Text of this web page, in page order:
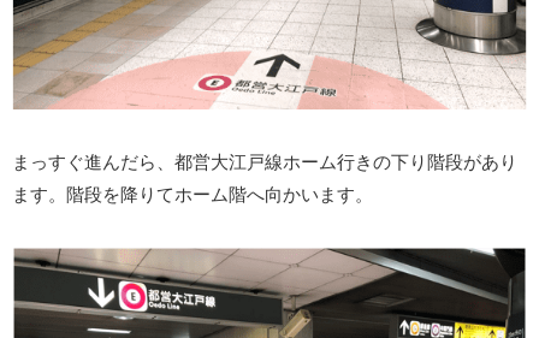
まっすぐ進んだら、都営大江戸線ホーム行きの下り階段があり
ます。階段を降りてホーム階へ向かいます。